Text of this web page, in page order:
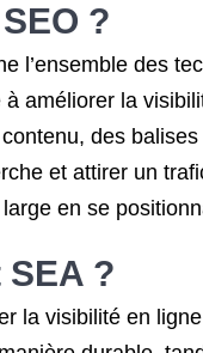
?
l’ensemble des
améliorer la
des
et attirer un
en se
?
la visibilité en